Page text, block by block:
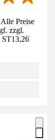
Preise
zzgl.
ST13,26